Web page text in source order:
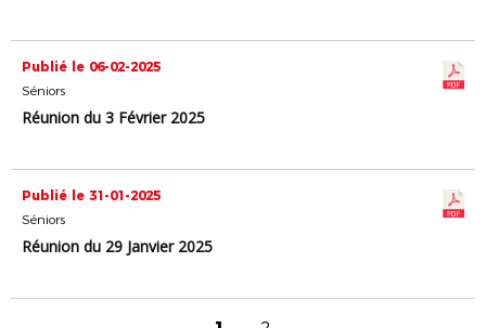
Publié le 06-02-2025
Séniors
Réunion du 3 Février 2025
Publié le 31-01-2025
Séniors
Réunion du 29 Janvier 2025